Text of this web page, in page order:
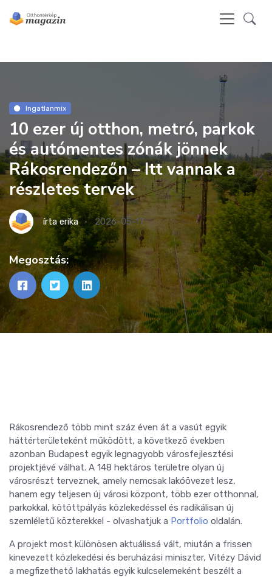
Ingatlanmix
10 ezer új otthon, metró, parkok
és autómentes zónák jönnek
Rákosrendezőn – Itt vannak a
részletes tervek
írtaerika 2026-05-17
Megosztás:
Rákosrendező több mint száz éven át a vasút egyik
háttérterületeként működött, a következő években
azonban Budapest egyik legnagyobb városfejlesztési
projektjévé válhat. A 148 hektáros területre olyan új
városrészt terveznek, amely nemcsak lakóövezet lesz,
hanem egy teljesen új városi központ, több ezer otthonnal,
parkokkal, kötöttpályás közlekedéssel és radikálisan új
szemléletű közterekkel - olvashatjuk a Portfolio oldalán.
A projekt most különösen aktuálissá vált, miután a frissen
kinevezett közlekedési és beruházási miniszter, Vitézy Dávid
a megfizethető lakhatás egyik kulcselemeként beszélt a